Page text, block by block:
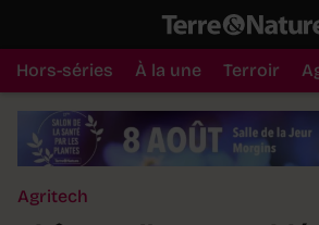
Hors-séries À la une Terroir
Agritech